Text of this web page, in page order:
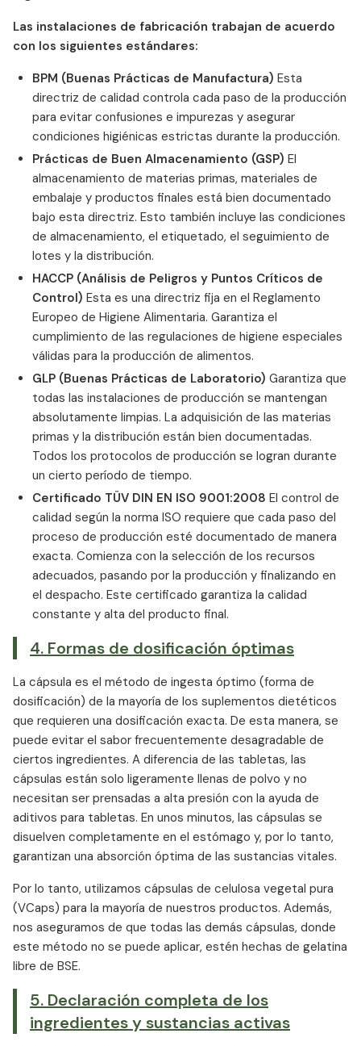
Las instalaciones de fabricación trabajan de acuerdo
con los siguientes estándares:
BPM (Buenas Prácticas de Manufactura) Esta
directriz de calidad controla cada paso de la producción
para evitar confusiones e impurezas y asegurar
condiciones higiénicas estrictas durante la producción.
Prácticas de Buen Almacenamiento (GSP) El
almacenamiento de materias primas, materiales de
embalaje y productos finales está bien documentado
bajo esta directriz. Esto también incluye las condiciones
de almacenamiento, el etiquetado, el seguimiento de
lotes y la distribución.
HACCP (Análisis de Peligros y Puntos Críticos de
Control) Esta es una directriz fija en el Reglamento
Europeo de Higiene Alimentaria. Garantiza el
cumplimiento de las regulaciones de higiene especiales
válidas para la producción de alimentos.
GLP (Buenas Prácticas de Laboratorio) Garantiza que
todas las instalaciones de producción se mantengan
absolutamente limpias. La adquisición de las materias
primas y la distribución están bien documentadas.
Todos los protocolos de producción se logran durante
un cierto período de tiempo.
Certificado TÜV DIN EN ISO 9001:2008 El control de
calidad según la norma ISO requiere que cada paso del
proceso de producción esté documentado de manera
exacta. Comienza con la selección de los recursos
adecuados, pasando por la producción y finalizando en
el despacho. Este certificado garantiza la calidad
constante y alta del producto final.
4. Formas de dosificación óptimas
La cápsula es el método de ingesta óptimo (forma de
dosificación) de la mayoría de los suplementos dietéticos
que requieren una dosificación exacta. De esta manera, se
puede evitar el sabor frecuentemente desagradable de
ciertos ingredientes. A diferencia de las tabletas, las
cápsulas están solo ligeramente llenas de polvo y no
necesitan ser prensadas a alta presión con la ayuda de
aditivos para tabletas. En unos minutos, las cápsulas se
disuelven completamente en el estómago y, por lo tanto,
garantizan una absorción óptima de las sustancias vitales.
Por lo tanto, utilizamos cápsulas de celulosa vegetal pura
(VCaps) para la mayoría de nuestros productos. Además,
nos aseguramos de que todas las demás cápsulas, donde
este método no se puede aplicar, estén hechas de gelatina
libre de BSE.
5. Declaración completa de los
ingredientes y sustancias activas